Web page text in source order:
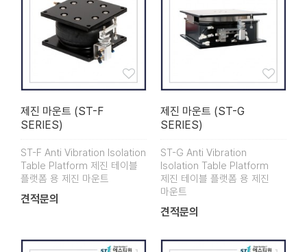
제진 마운트 (ST-F
SERIES)
ST-F Anti Vibration Isolation
Table Platform 제진 테이블
플랫폼 용 제진 마운트
견적문의
제진 마운트 (ST-G
SERIES)
ST-G Anti Vibration
Isolation Table Platform
제진 테이블 플랫폼 용 제진
마운트
견적문의